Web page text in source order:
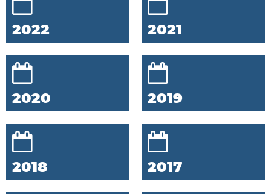
2022 2021
2020 2019
2018 2017